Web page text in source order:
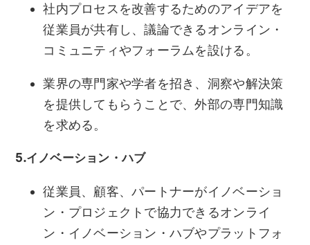
社内プロセスを改善するためのアイデアを
従業員が共有し、議論できるオンライン・
コミュニティやフォーラムを設ける。
業界の専門家や学者を招き、洞察や解決策
を提供してもらうことで、外部の専門知識
を求める。
5.イノベーション・ハブ
従業員、顧客、パートナーがイノベーショ
ン・プロジェクトで協力できるオンライ
ン・イノベーション・ハブやプラットフォ